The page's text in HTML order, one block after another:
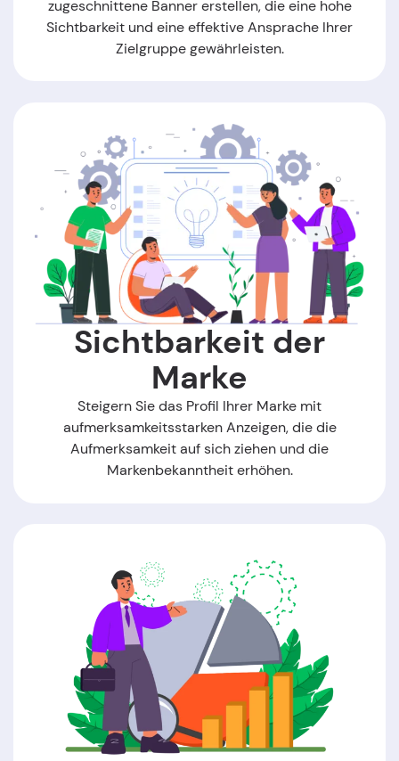
zugeschnittene Banner erstellen, die eine hohe
Sichtbarkeit und eine effektive Ansprache Ihrer
Zielgruppe gewährleisten.
Sichtbarkeit der
Marke
Steigern Sie das Profil Ihrer Marke mit
aufmerksamkeitsstarken Anzeigen, die die
Aufmerksamkeit auf sich ziehen und die
Markenbekanntheit erhöhen.